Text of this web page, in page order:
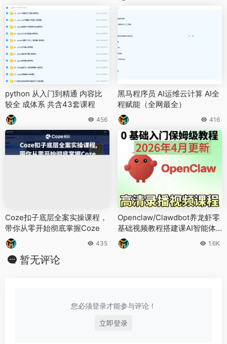
python 从入门到精通 内容比
较全 成体系 共含43套课程
456
黑马程序员 AI运维云计算 AI全
程赋能（全网最全）
416
Coze扣子底层全案实操课程，
带你从零开始彻底掌握Coze
435
Openclaw/Clawdbot养龙虾零
基础视频教程搭建课AI智能体
本地部署
1.6K
暂无评论
您必须登录才能参与评论！
立即登录